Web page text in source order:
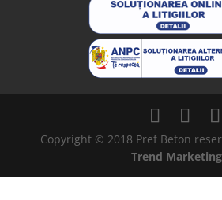
Copyright © 2018 Pref Beton
Trend Marketing